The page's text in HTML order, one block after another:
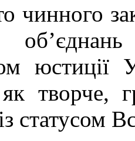
чинного
творче,
статусом